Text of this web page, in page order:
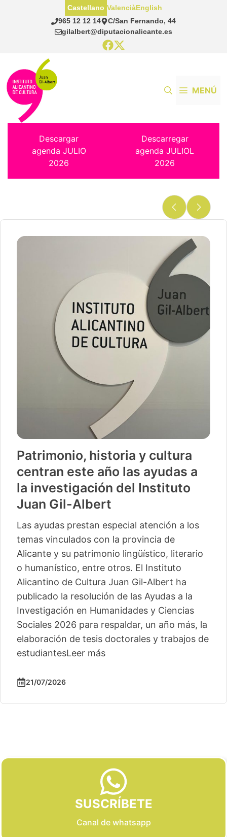
965 12 12 14
C/San Fernando, 44
gilalbert@diputacionalicante.es
Castellano ValenciàEnglish
MENÚ
Descargar
agenda JULIO
2026
Descarregar
agenda JULIOL
2026
Patrimonio, historia y cultura
centran este año las ayudas a
la investigación del Instituto
Juan Gil-Albert
Las ayudas prestan especial atención a los
temas vinculados con la provincia de
Alicante y su patrimonio lingüístico, literario
o humanístico, entre otros. El Instituto
Alicantino de Cultura Juan Gil-Albert ha
publicado la resolución de las Ayudas a la
Investigación en Humanidades y Ciencias
Sociales 2026 para respaldar, un año más, la
elaboración de tesis doctorales y trabajos de
estudiantesLeer más
21/07/2026
SUSCRÍBETE
Canal de whatsapp